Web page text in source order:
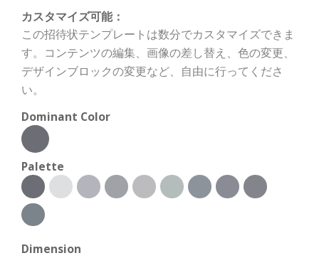
カスタマイズ可能：
この招待状テンプレートは数分でカスタマイズできま
す。コンテンツの編集、画像の差し替え、色の変更、
デザインブロックの変更など、自由に行ってくださ
い。
Dominant Color
Palette
Dimension